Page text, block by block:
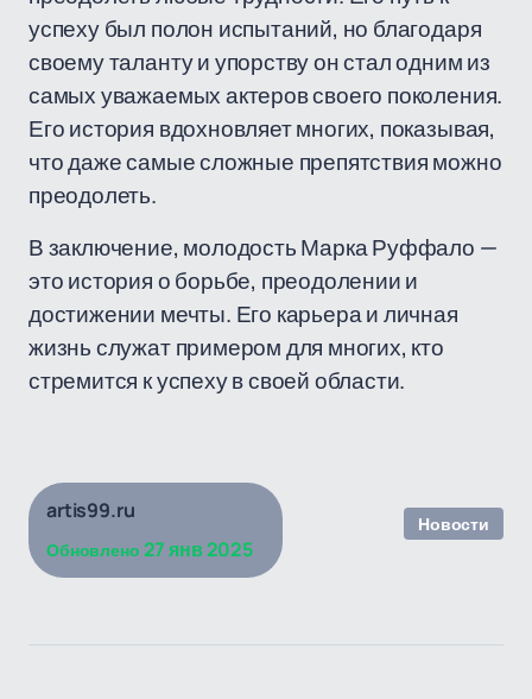
успеху был полон испытаний, но благодаря
своему таланту и упорству он стал одним из
самых уважаемых актеров своего поколения.
Его история вдохновляет многих, показывая,
что даже самые сложные препятствия можно
преодолеть.
В заключение, молодость Марка Руффало —
это история о борьбе, преодолении и
достижении мечты. Его карьера и личная
жизнь служат примером для многих, кто
стремится к успеху в своей области.
artis99.ru
Обновлено 27 янв 2025
Новости